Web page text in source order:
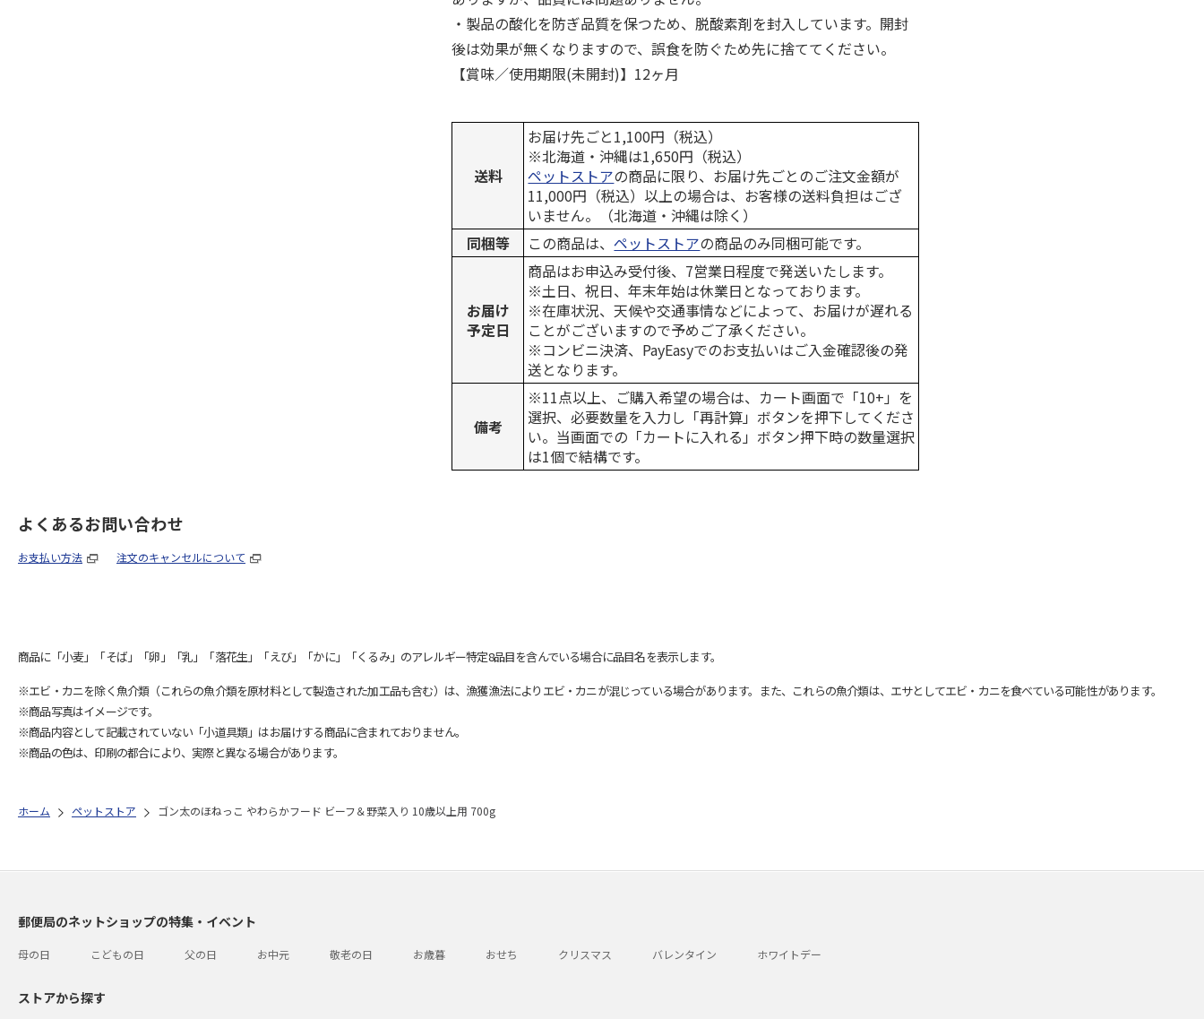
・製品の酸化を防ぎ品質を保つため、脱酸素剤を封入しています。開封
後は効果が無くなりますので、誤食を防ぐため先に捨ててください。
【賞味／使用期限(未開封)】12ヶ月
送料
お届け先ごと1,100円（税込）
※北海道・沖縄は1,650円（税込）
ペットストアの商品に限り、お届け先ごとのご注文金額が
11,000円（税込）以上の場合は、お客様の送料負担はござ
いません。（北海道・沖縄は除く）
同梱等
この商品は、ペットストアの商品のみ同梱可能です。
お届け
予定日
商品はお申込み受付後、7営業日程度で発送いたします。
※土日、祝日、年末年始は休業日となっております。
※在庫状況、天候や交通事情などによって、お届けが遅れる
ことがございますので予めご了承ください。
※コンビニ決済、PayEasyでのお支払いはご入金確認後の発
送となります。
備考
※11点以上、ご購入希望の場合は、カート画面で「10+」を
選択、必要数量を入力し「再計算」ボタンを押下してくださ
い。当画面での「カートに入れる」ボタン押下時の数量選択
は1個で結構です。
よくあるお問い合わせ
お支払い方法 注文のキャンセルについて
商品に「小麦」「そば」「卵」「乳」「落花生」「えび」「かに」「くるみ」のアレルギー特定8品目を含んでいる場合に品目名を表示します。
※エビ・カニを除く魚介類（これらの魚介類を原材料として製造された加工品も含む）は、漁獲漁法によりエビ・カニが混じっている場合があります。また、これらの魚介類は、エサとしてエビ・カニを食べている可能性があります。
※商品写真はイメージです。
※商品内容として記載されていない「小道具類」はお届けする商品に含まれておりません。
※商品の色は、印刷の都合により、実際と異なる場合があります。
ホーム ペットストア ゴン太のほねっこ やわらかフード ビーフ＆野菜入り 10歳以上用 700g
郵便局のネットショップの特集・イベント
母の日 こどもの日 父の日 お中元 敬老の日 お歳暮 おせち クリスマス バレンタイン ホワイトデー
ストアから探す